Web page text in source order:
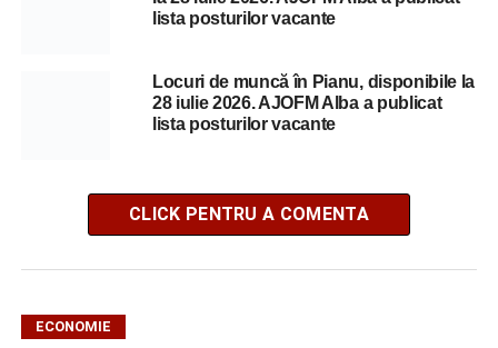
lista posturilor vacante
Locuri de muncă în Pianu, disponibile la
28 iulie 2026. AJOFM Alba a publicat
lista posturilor vacante
CLICK PENTRU A COMENTA
ECONOMIE